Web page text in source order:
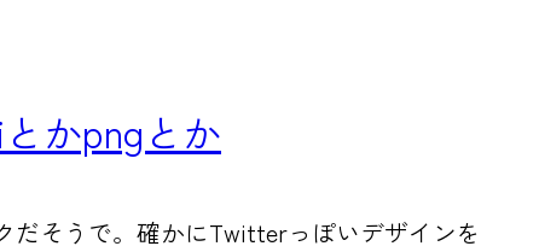
かpngとか
そうで。確かにTwitterっぽいデザインを